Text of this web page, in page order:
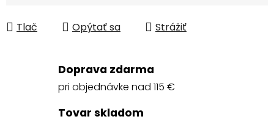
Tlač
Opýtať sa Strážiť
Doprava zdarma
pri objednávke nad 115 €
Tovar skladom